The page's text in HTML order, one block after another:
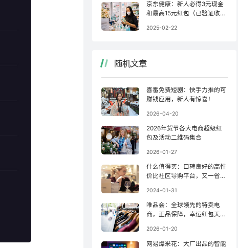
京东健康：新人必得3元现金
和最高15元红包（已验证收
2025-02-22
随机文章
喜番免费短剧：快手力推的可
赚钱应用，新人有惊喜！
2026-04-20
2026年货节各大电商超级红
包及活动二维码集合
2026-01-27
什么值得买：口碑良好的高性
价比社区导购平台，又一省钱
2024-01-31
唯品会：全球领先的特卖电
商，正品保障，幸运红包天天
2026-01-20
网易爆米花：大厂出品的智能